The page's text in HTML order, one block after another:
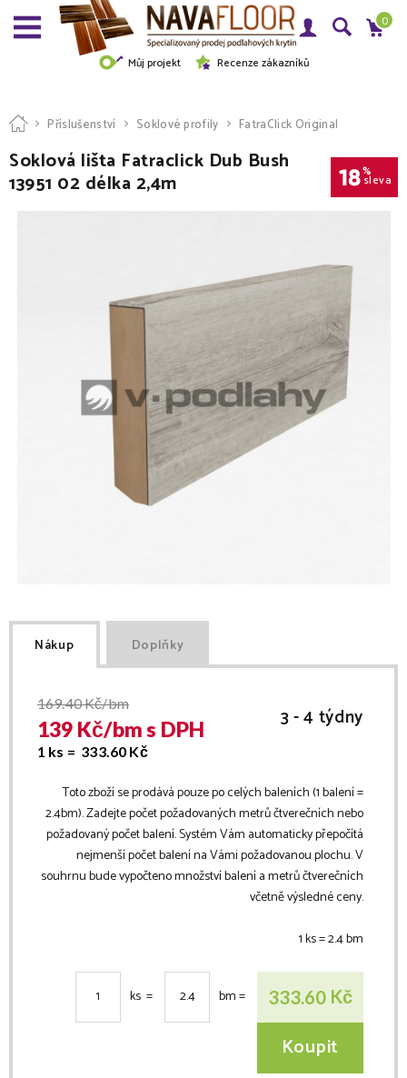
Můj projekt Recenze zákazníků
0
Příslušenství Soklové profily FatraClick Original
Soklová lišta Fatraclick Dub Bush
13951 02 délka 2,4m 18%
sleva
Nákup Doplňky
169.40Kč/bm
139 Kč/bms DPH
1 ks = 333.60 Kč
3 - 4 týdny
Toto zboží se prodává pouze po celých baleních (1 balení =
2.4bm). Zadejte počet požadovaných metrů čtverečních nebo
požadovaný počet balení. Systém Vám automaticky přepočítá
nejmenší počet balení na Vámi požadovanou plochu. V
souhrnu bude vypočteno množství balení a metrů čtverečních
včetně výsledné ceny.
1 ks =2.4bm
ks = bm= 333.60 Kč
Koupit